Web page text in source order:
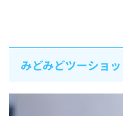
みどみどツーショ